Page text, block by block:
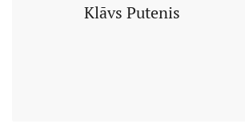
Klāvs Putenis